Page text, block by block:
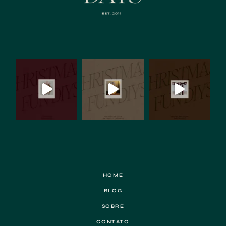
HOME
BLOG
SOBRE
CONTATO